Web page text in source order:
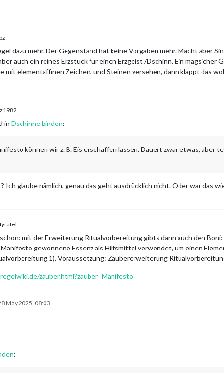
dazu mehr. Der Gegenstand hat keine Vorgaben mehr. Macht aber
auch ein reines Erzstück für einen Erzgeist /Dschinn. Ein
mit elementaffinen Zeichen, und Steinen versehen, dann klappt das
in Dschinne binden:
können wir z. B. Eis erschaffen lassen. Dauert zwar etwas, aber
Ich glaube nämlich, genau das geht ausdrücklich nicht. Oder war das
mit der Erweiterung Ritualvorbereitung gibts dann auch den Boni:
gewonnene Essenz als Hilfsmittel verwendet, um einen
1). Voraussetzung: Zaubererweiterung
zauber.html?zauber=Manifesto
May 2025, 08:03
: